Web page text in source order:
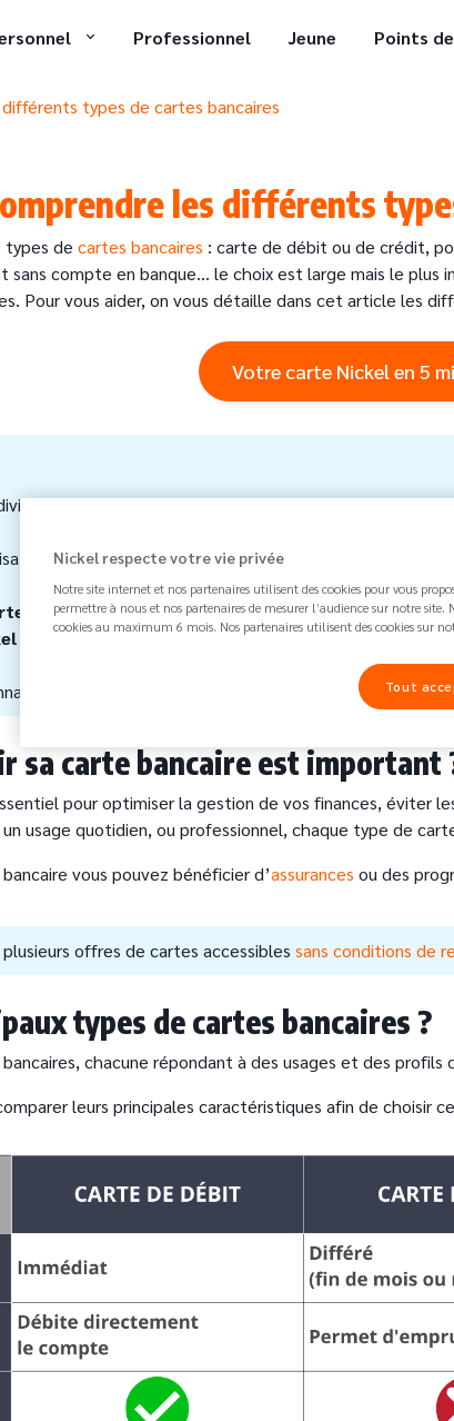
Professionnel Jeune Points
types de cartes bancaires
les différents
types de cartes bancaires : carte de débit ou de crédit,
sans compte en banque… le choix est large mais le
Pour vous aider, on vous détaille dans cet article les
Votre carte Nickel en 5
en débit immédiat, crédit (débit différé) et
opérations (retraits, paiements, découvert) et
Mastercard à autorisation systématique, sans
Chrome et Nickel Metal avec assurances et
depuis l’espace client.
sa carte bancaire est important
pour optimiser la gestion de vos finances, éviter
usage quotidien, ou professionnel, chaque type de
vous pouvez bénéficier d’assurances ou des
offres de cartes accessibles sans conditions de
types de cartes bancaires ?
chacune répondant à des usages et des profils
leurs principales caractéristiques afin de choisir
Nickel respecte votre vie privée
Notre site internet et nos partenaires utilisent des cookies pour vous
permettre à nous et nos partenaires de mesurer l’audience sur notre
cookies au maximum 6 mois. Nos partenaires utilisent des cookies sur
Tout